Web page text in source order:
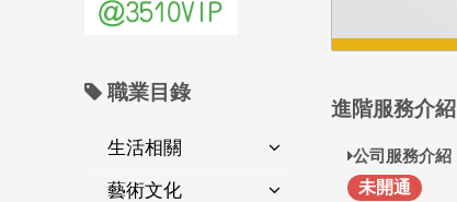
職業目錄
生活相關
藝術文化
進階服務介紹
公司服務介紹
未開通